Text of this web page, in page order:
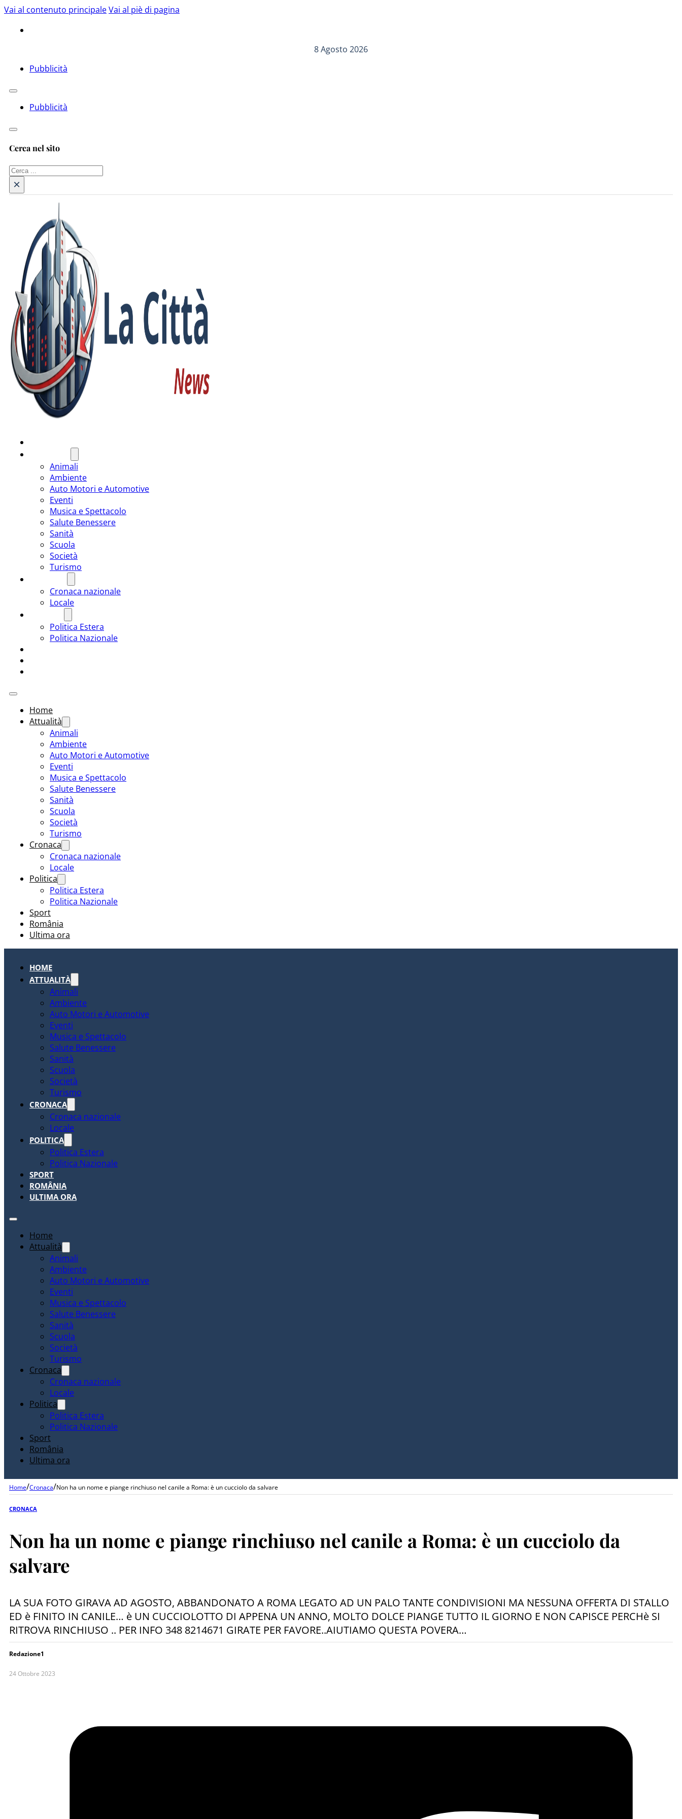
Vai al contenuto principaleVai al piè di pagina
8 Agosto 2026
Pubblicità
Pubblicità
Cerca nel sito
Cerca
×
Animali
Ambiente
Auto Motori e Automotive
Eventi
Musica e Spettacolo
Salute Benessere
Sanità
Scuola
Società
Turismo
Cronaca nazionale
Locale
Politica Estera
Politica Nazionale
Home
Attualità
Animali
Ambiente
Auto Motori e Automotive
Eventi
Musica e Spettacolo
Salute Benessere
Sanità
Scuola
Società
Turismo
Cronaca
Cronaca nazionale
Locale
Politica
Politica Estera
Politica Nazionale
Sport
România
Ultima ora
HOME
ATTUALITÀ
Animali
Ambiente
Auto Motori e Automotive
Eventi
Musica e Spettacolo
Salute Benessere
Sanità
Scuola
Società
Turismo
CRONACA
Cronaca nazionale
Locale
POLITICA
Politica Estera
Politica Nazionale
SPORT
ROMÂNIA
ULTIMA ORA
Home
Attualità
Animali
Ambiente
Auto Motori e Automotive
Eventi
Musica e Spettacolo
Salute Benessere
Sanità
Scuola
Società
Turismo
Cronaca
Cronaca nazionale
Locale
Politica
Politica Estera
Politica Nazionale
Sport
România
Ultima ora
Home/Cronaca/Non ha un nome e piange rinchiuso nel canile a Roma: è un cucciolo da salvare
CRONACA
Non ha un nome e piange rinchiuso nel canile a Roma: è un cucciolo da
salvare
LA SUA FOTO GIRAVA AD AGOSTO, ABBANDONATO A ROMA LEGATO AD UN PALO TANTE CONDIVISIONI MA NESSUNA OFFERTA DI STALLO
ED è FINITO IN CANILE… è UN CUCCIOLOTTO DI APPENA UN ANNO, MOLTO DOLCE PIANGE TUTTO IL GIORNO E NON CAPISCE PERCHè SI
RITROVA RINCHIUSO .. PER INFO 348 8214671 GIRATE PER FAVORE..AIUTIAMO QUESTA POVERA…
Redazione1
24 Ottobre 2023